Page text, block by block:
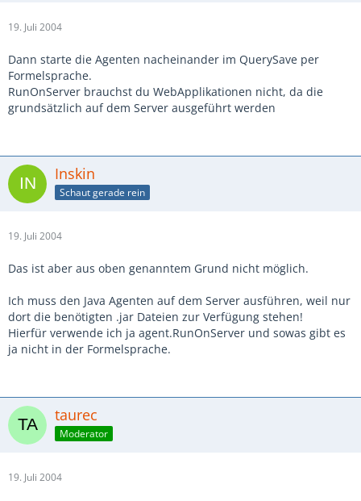
19. Juli 2004
Dann starte die Agenten nacheinander im QuerySave per
Formelsprache.
RunOnServer brauchst du WebApplikationen nicht, da die
grundsätzlich auf dem Server ausgeführt werden
Inskin
Schaut gerade rein
19. Juli 2004
Das ist aber aus oben genanntem Grund nicht möglich.
Ich muss den Java Agenten auf dem Server ausführen, weil nur
dort die benötigten .jar Dateien zur Verfügung stehen!
Hierfür verwende ich ja agent.RunOnServer und sowas gibt es
ja nicht in der Formelsprache.
taurec
Moderator
19. Juli 2004